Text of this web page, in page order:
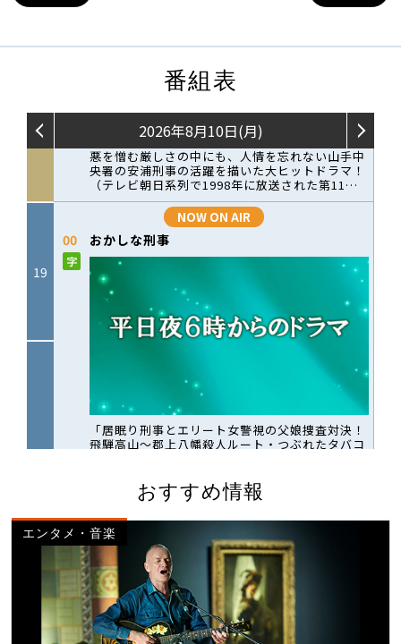
番組表
おすすめ情報
エンタメ・音楽